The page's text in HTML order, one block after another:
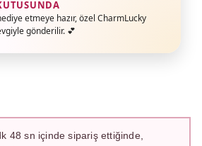
etmeye hazır, özel CharmLucky
gönderilir. 💕
47 sn içinde sipariş ettiğinde,